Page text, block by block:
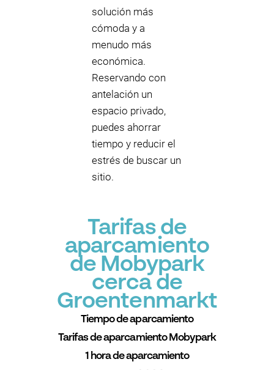
solución más
cómoda y a
menudo más
económica.
Reservando con
antelación un
espacio privado,
puedes ahorrar
tiempo y reducir el
estrés de buscar un
sitio.
Tarifas de
aparcamiento
de Mobypark
cerca de
Groentenmarkt
Tiempo de aparcamiento
Tarifas de aparcamiento Mobypark
1 hora de aparcamiento